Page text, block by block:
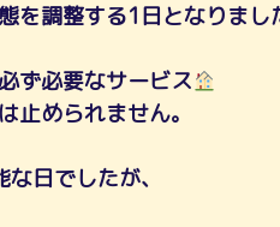
を調整する1日となりまし
ず必要なサービス
止められません。
日でしたが、